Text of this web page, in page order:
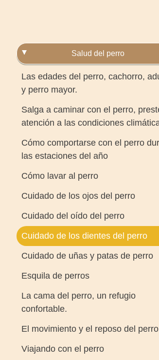
Salud del perro
Las edades del perro, cachorro,
y perro mayor.
Salga a caminar con el perro,
atención a las condiciones
Cómo comportarse con el perro
las estaciones del año
Cómo lavar al perro
Cuidado de los ojos del perro
Cuidado del oído del perro
Cuidado de los dientes del perro
Cuidado de uñas y patas de perro
Esquila de perros
La cama del perro, un refugio
confortable.
El movimiento y el reposo del
Viajando con el perro